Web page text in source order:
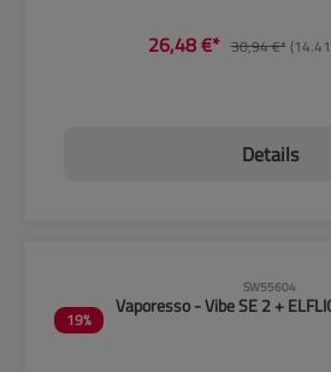
26,48 €* 30,94 €*
Details
19%
SW55604
Vaporesso - Vibe SE 2 +